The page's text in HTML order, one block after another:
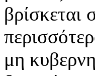
βρίσκεται
μη